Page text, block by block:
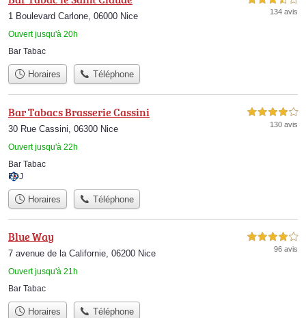
1 Boulevard Carlone, 06000 Nice
Ouvert jusqu'à 20h
134 avis
Bar Tabac
Horaires Téléphone
Bar Tabacs Brasserie Cassini
30 Rue Cassini, 06300 Nice
Ouvert jusqu'à 22h
4,0 étoiles sur 5
130 avis
Bar Tabac
FDJ
Horaires Téléphone
Blue Way
7 avenue de la Californie, 06200 Nice
Ouvert jusqu'à 21h
4,0 étoiles sur 5
96 avis
Bar Tabac
Horaires Téléphone